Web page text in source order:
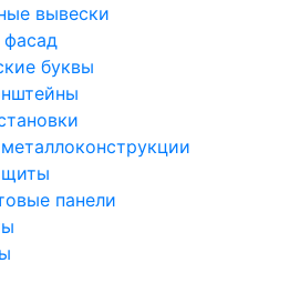
вывески
фасад
буквы
щиты
панели